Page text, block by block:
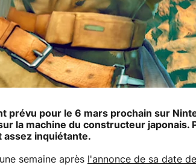
prévu pour le 6 mars prochain sur
la machine du constructeur japonais.
assez inquiétante.
semaine après l'annonce de sa date